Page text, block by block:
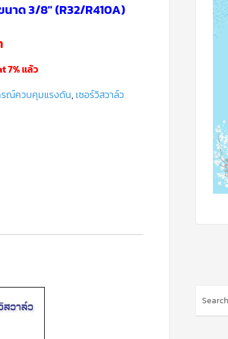
นาด 3/8″ (R32/R410A)
7% แล้ว
ณ์ควบคุมแรงดัน, เซอร์วิสวาล์ว